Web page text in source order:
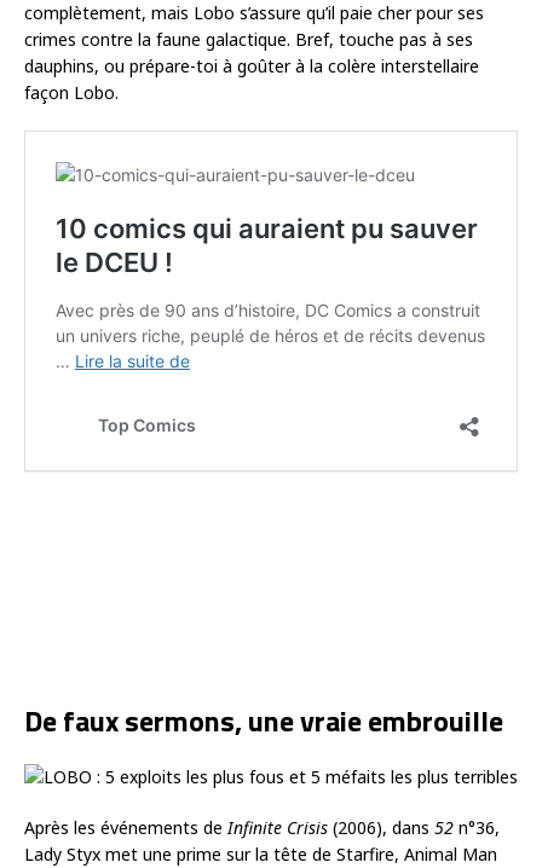
complètement, mais Lobo s’assure qu’il paie cher pour ses
crimes contre la faune galactique. Bref, touche pas à ses
dauphins, ou prépare-toi à goûter à la colère interstellaire
façon Lobo.
De faux sermons, une vraie embrouille
Après les événements deInfinite Crisis (2006), dans 52 n°36,
Lady Styx met une prime sur la tête de Starfire, Animal Man